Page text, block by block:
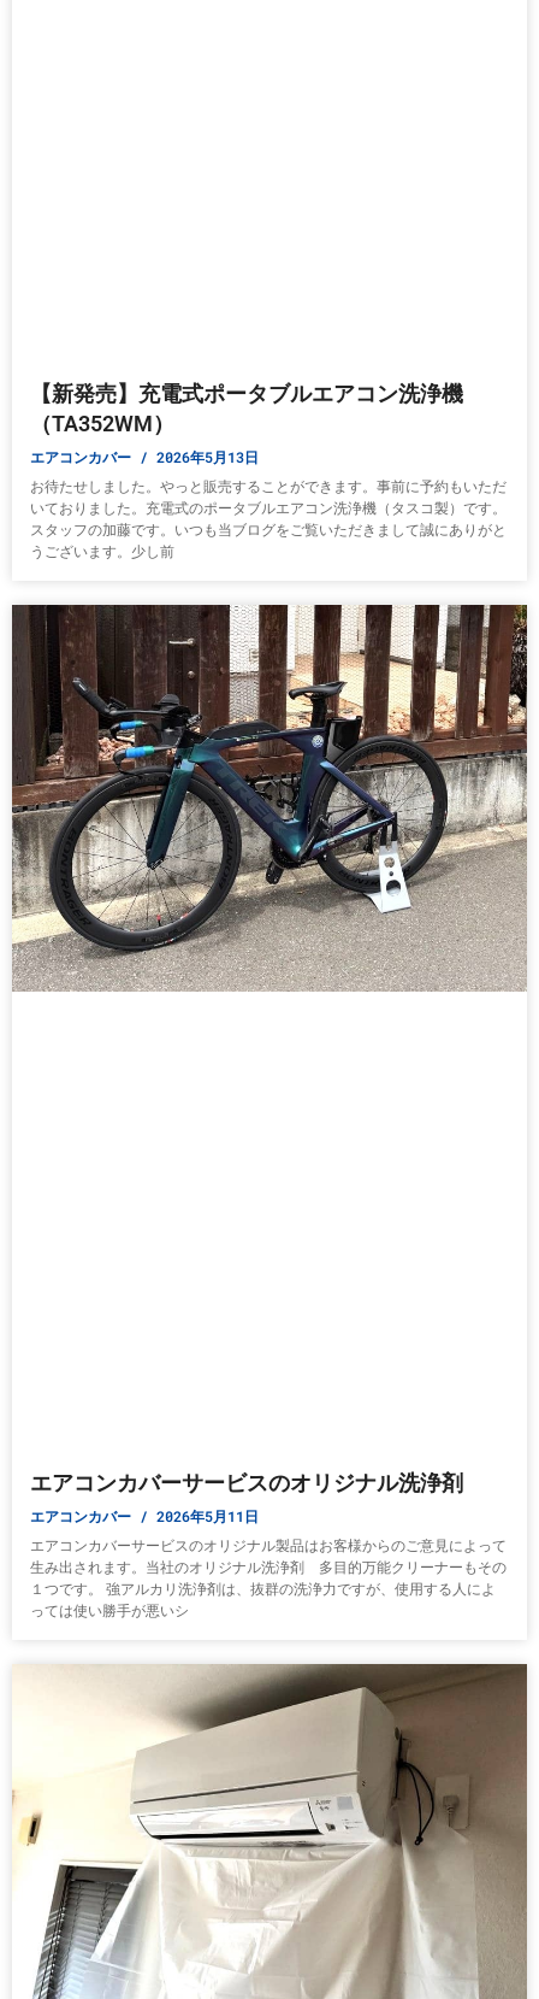
【新発売】充電式ポータブルエアコン洗浄機
（TA352WM）
エアコンカバー 2026年5月13日
お待たせしました。やっと販売することができます。事前に予約もいただ
いておりました。充電式のポータブルエアコン洗浄機（タスコ製）です。
スタッフの加藤です。いつも当ブログをご覧いただきまして誠にありがと
うございます。少し前
エアコンカバーサービスのオリジナル洗浄剤
エアコンカバー 2026年5月11日
エアコンカバーサービスのオリジナル製品はお客様からのご意見によって
生み出されます。当社のオリジナル洗浄剤 多目的万能クリーナーもその
１つです。 強アルカリ洗浄剤は、抜群の洗浄力ですが、使用する人によ
っては使い勝手が悪いシ